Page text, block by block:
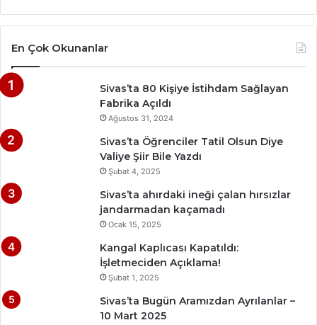
En Çok Okunanlar
Sivas’ta 80 Kişiye İstihdam Sağlayan
Fabrika Açıldı
Ağustos 31, 2024
Sivas’ta Öğrenciler Tatil Olsun Diye
Valiye Şiir Bile Yazdı
Şubat 4, 2025
Sivas’ta ahırdaki ineği çalan hırsızlar
jandarmadan kaçamadı
Ocak 15, 2025
Kangal Kaplıcası Kapatıldı:
İşletmeciden Açıklama!
Şubat 1, 2025
Sivas’ta Bugün Aramızdan Ayrılanlar –
10 Mart 2025